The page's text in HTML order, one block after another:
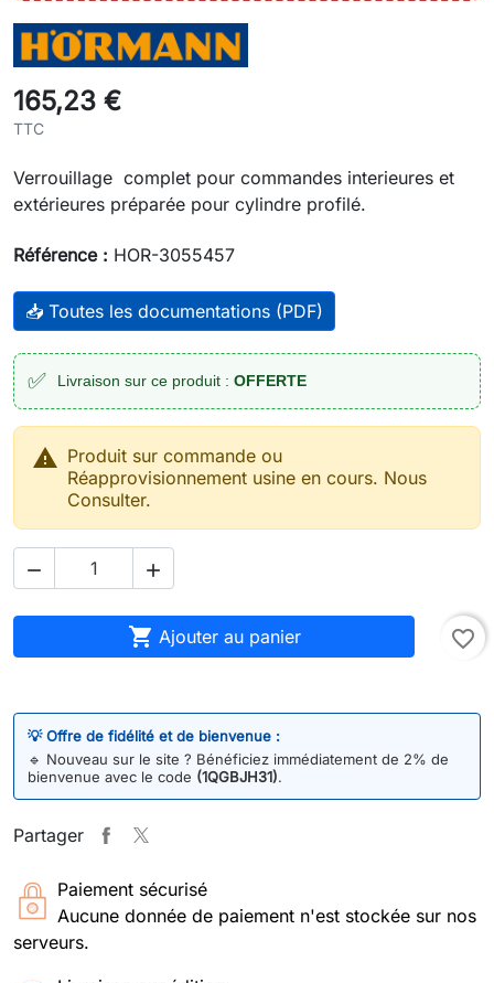
165,23 €
TTC
Verrouillage complet pour commandes interieures et
extérieures préparée pour cylindre profilé.
Référence : HOR-3055457
📥 Toutes les documentations (PDF)
✅ Livraison sur ce produit : OFFERTE
 Produit sur commande ou
Réapprovisionnement usine en cours. Nous
Consulter.
 
 Ajouter au panier favorite_border
💡 Offre de fidélité et de bienvenue :
🔹 Nouveau sur le site ? Bénéficiez immédiatement de 2% de
bienvenue avec le code (1QGBJH31).
Partager
Paiement sécurisé
Aucune donnée de paiement n'est stockée sur nos
serveurs.